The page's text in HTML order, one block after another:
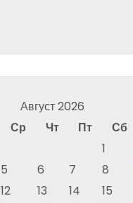
Август 2026
Ср Чт Пт Сб
1
5 6 7 8
12 13 14 15